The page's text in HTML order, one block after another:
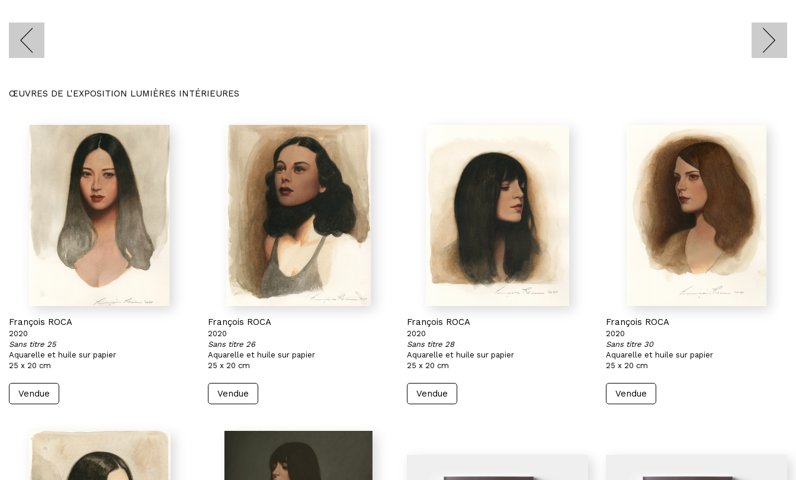
ŒUVRES DE L'EXPOSITION LUMIÈRES INTÉRIEURES
François ROCA
2020
Sans titre 25
Aquarelle et huile sur papier
25 x 20 cm
Vendue
François ROCA
2020
Sans titre 26
Aquarelle et huile sur papier
25 x 20 cm
Vendue
François ROCA
2020
Sans titre 28
Aquarelle et huile sur papier
25 x 20 cm
Vendue
François ROCA
2020
Sans titre 30
Aquarelle et huile sur papier
25 x 20 cm
Vendue